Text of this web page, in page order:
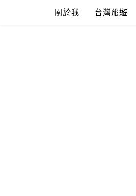
關於我 台灣旅遊